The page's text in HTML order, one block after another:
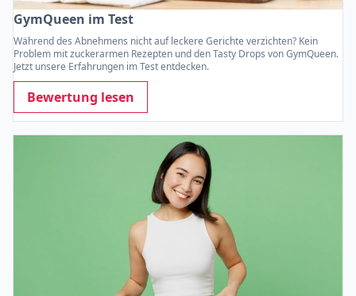
GymQueen im Test
Während des Abnehmens nicht auf leckere Gerichte verzichten? Kein
Problem mit zuckerarmen Rezepten und den Tasty Drops von GymQueen.
Jetzt unsere Erfahrungen im Test entdecken.
Bewertung lesen